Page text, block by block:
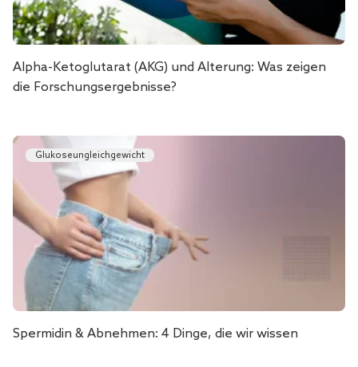
Alpha-Ketoglutarat (AKG) und Alterung: Was zeigen
die Forschungsergebnisse?
Glukoseungleichgewicht
Spermidin & Abnehmen: 4 Dinge, die wir wissen